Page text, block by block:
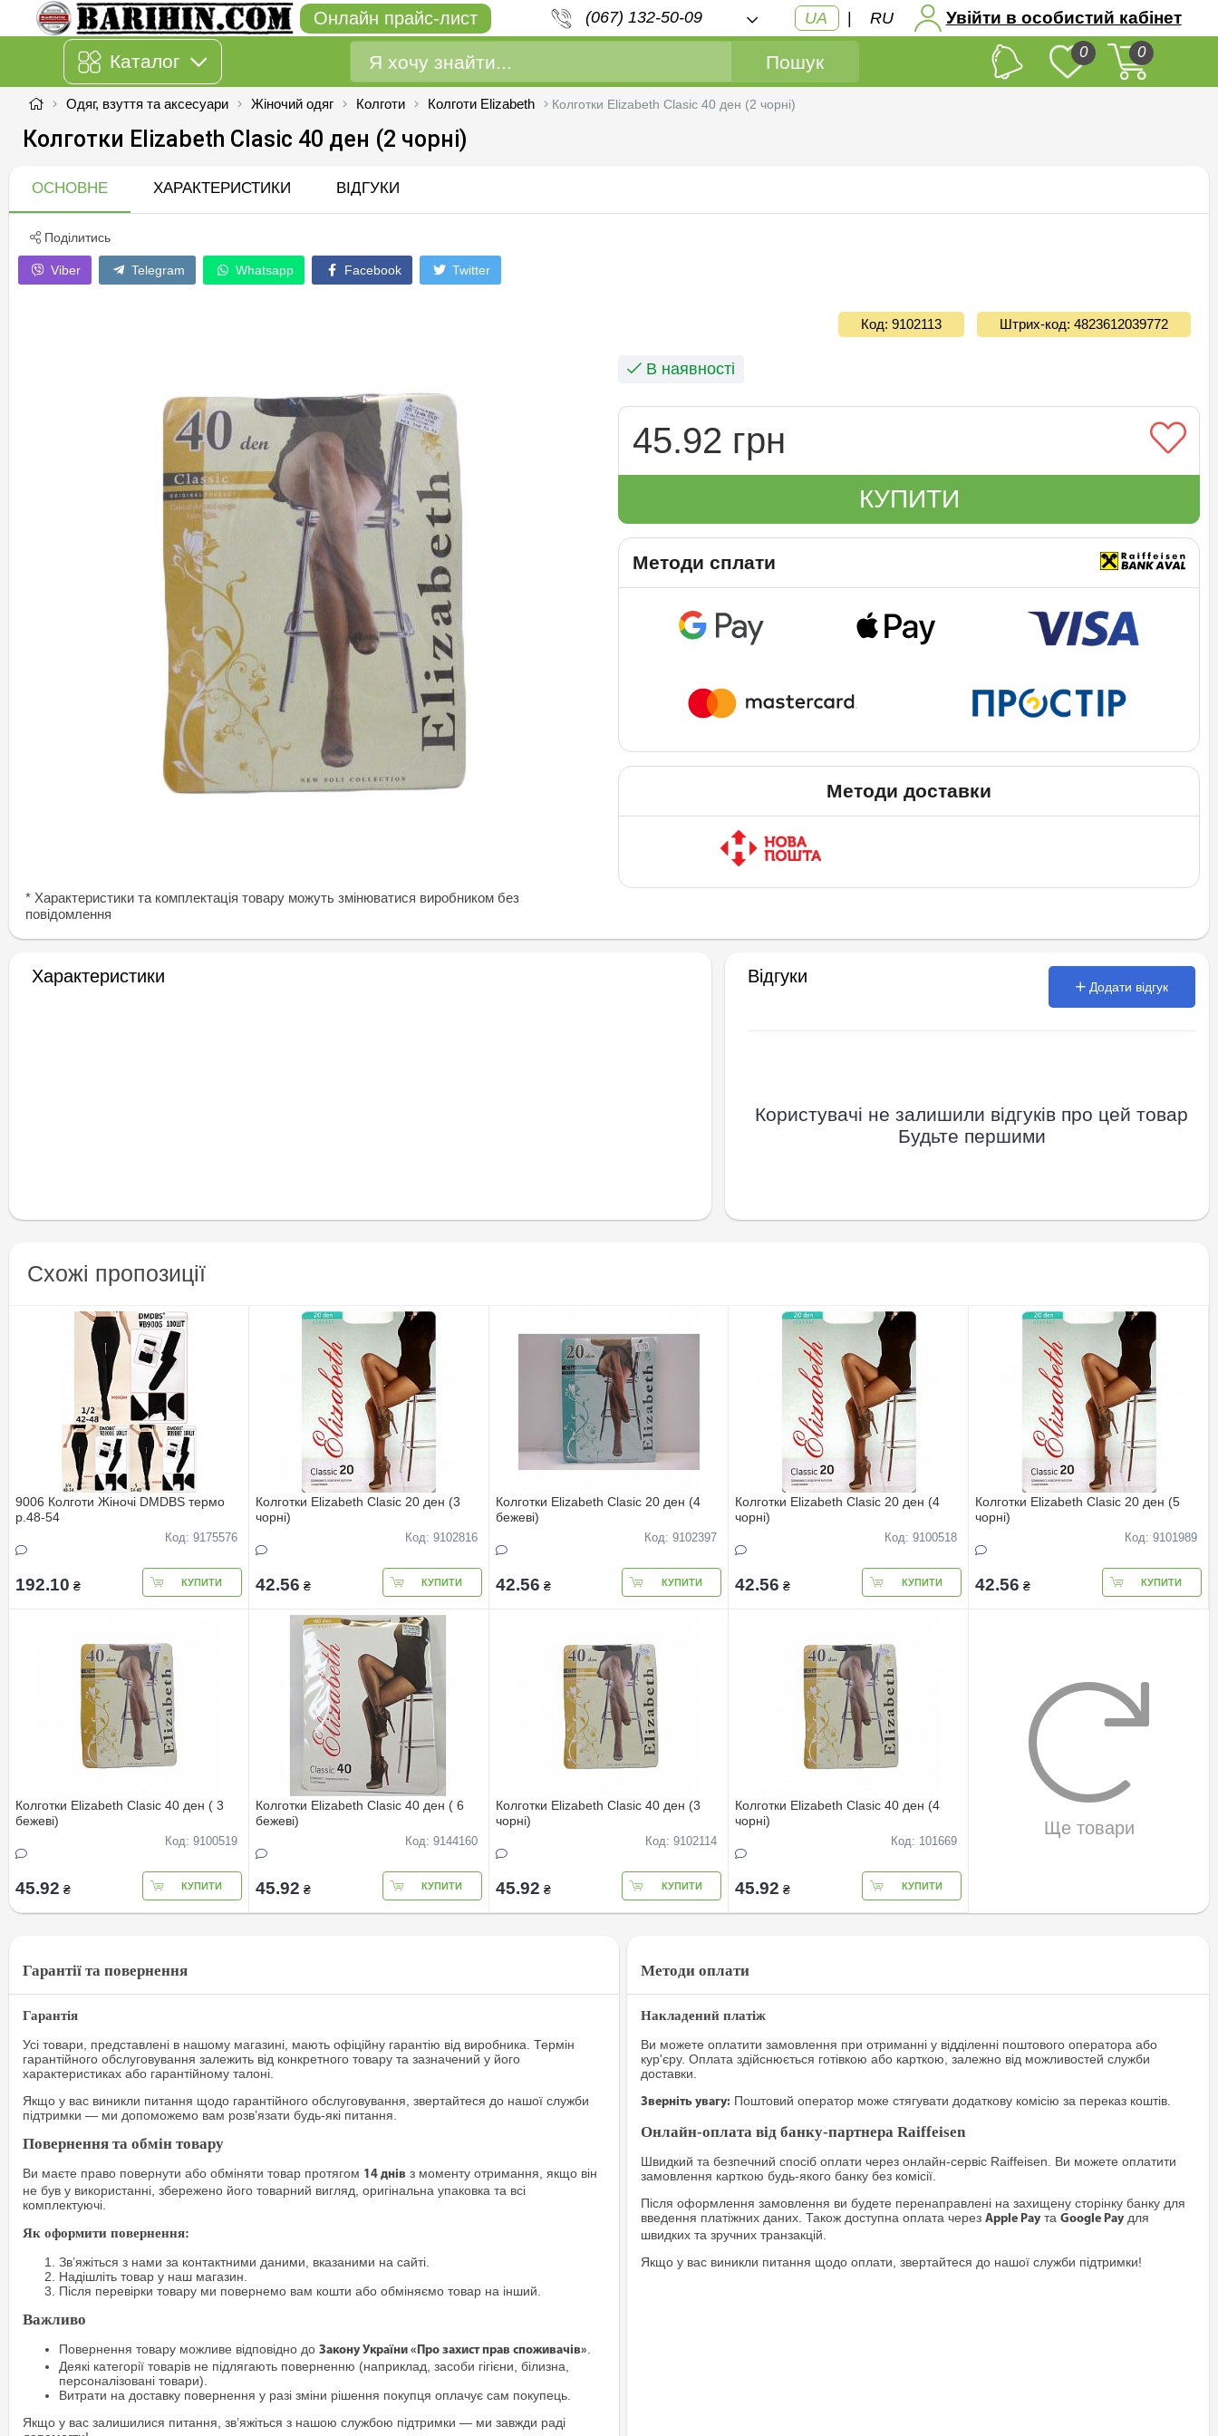
Онлайн прайс-лист (067) 132-50-09 UA | RU Увійти в особистий кабінет
Каталог Пошук 0 0
Одяг, взуття та аксесуари Жіночий одяг Колготи Колготи Elizabeth Колготки Elizabeth Clasic 40 ден (2 чорні)
Колготки Elizabeth Clasic 40 ден (2 чорні)
ОСНОВНЕ ХАРАКТЕРИСТИКИ ВІДГУКИ
Поділитись
Viber Telegram Whatsapp Facebook Twitter
* Характеристики та комплектація товару можуть змінюватися виробником без
повідомлення
Код: 9102113 Штрих-код: 4823612039772
В наявності
45.92 грн
КУПИТИ
Методи сплати
Методи доставки
Характеристики Відгуки
Додати відгук
Користувачі не залишили відгуків про цей товар
Будьте першими
Схожі пропозиції
9006 Колготи Жіночі DMDBS термо
р.48-54
Код: 9175576
192.10 ₴ КУПИТИ
Колготки Elizabeth Clasic 20 ден (3
чорні)
Код: 9102816
42.56 ₴ КУПИТИ
Колготки Elizabeth Clasic 20 ден (4
бежеві)
Код: 9102397
42.56 ₴ КУПИТИ
Колготки Elizabeth Clasic 20 ден (4
чорні)
Код: 9100518
42.56 ₴ КУПИТИ
Колготки Elizabeth Clasic 20 ден (5
чорні)
Код: 9101989
42.56 ₴ КУПИТИ
Колготки Elizabeth Clasic 40 ден ( 3
бежеві)
Код: 9100519
45.92 ₴ КУПИТИ
Колготки Elizabeth Clasic 40 ден ( 6
бежеві)
Код: 9144160
45.92 ₴ КУПИТИ
Колготки Elizabeth Clasic 40 ден (3
чорні)
Код: 9102114
45.92 ₴ КУПИТИ
Колготки Elizabeth Clasic 40 ден (4
чорні)
Код: 101669
45.92 ₴ КУПИТИ
Ще товари
Гарантії та повернення
Гарантія
Усі товари, представлені в нашому магазині, мають офіційну гарантію від виробника. Термін
гарантійного обслуговування залежить від конкретного товару та зазначений у його
характеристиках або гарантійному талоні.
Якщо у вас виникли питання щодо гарантійного обслуговування, звертайтеся до нашої служби
підтримки — ми допоможемо вам розв’язати будь-які питання.
Повернення та обмін товару
Ви маєте право повернути або обміняти товар протягом 14 днів з моменту отримання, якщо він
не був у використанні, збережено його товарний вигляд, оригінальна упаковка та всі
комплектуючі.
Як оформити повернення:
Зв’яжіться з нами за контактними даними, вказаними на сайті.
Надішліть товар у наш магазин.
Після перевірки товару ми повернемо вам кошти або обміняємо товар на інший.
Важливо
Повернення товару можливе відповідно до Закону України «Про захист прав споживачів»
Деякі категорії товарів не підлягають поверненню (наприклад, засоби гігієни, білизна,
персоналізовані товари).
Витрати на доставку повернення у разі зміни рішення покупця оплачує сам покупець.
Якщо у вас залишилися питання, зв’яжіться з нашою службою підтримки — ми завжди раді
Методи оплати
Накладений платіж
Ви можете оплатити замовлення при отриманні у відділенні поштового оператора або
кур'єру. Оплата здійснюється готівкою або карткою, залежно від можливостей служби
доставки.
Зверніть увагу: Поштовий оператор може стягувати додаткову комісію за переказ коштів.
Онлайн-оплата від банку-партнера Raiffeisen
Швидкий та безпечний спосіб оплати через онлайн-сервіс Raiffeisen. Ви можете оплатити
замовлення карткою будь-якого банку без комісії.
Після оформлення замовлення ви будете перенаправлені на захищену сторінку банку для
введення платіжних даних. Також доступна оплата черезApple Pay таGoogle Pay для
швидких та зручних транзакцій.
Якщо у вас виникли питання щодо оплати, звертайтеся до нашої служби підтримки!